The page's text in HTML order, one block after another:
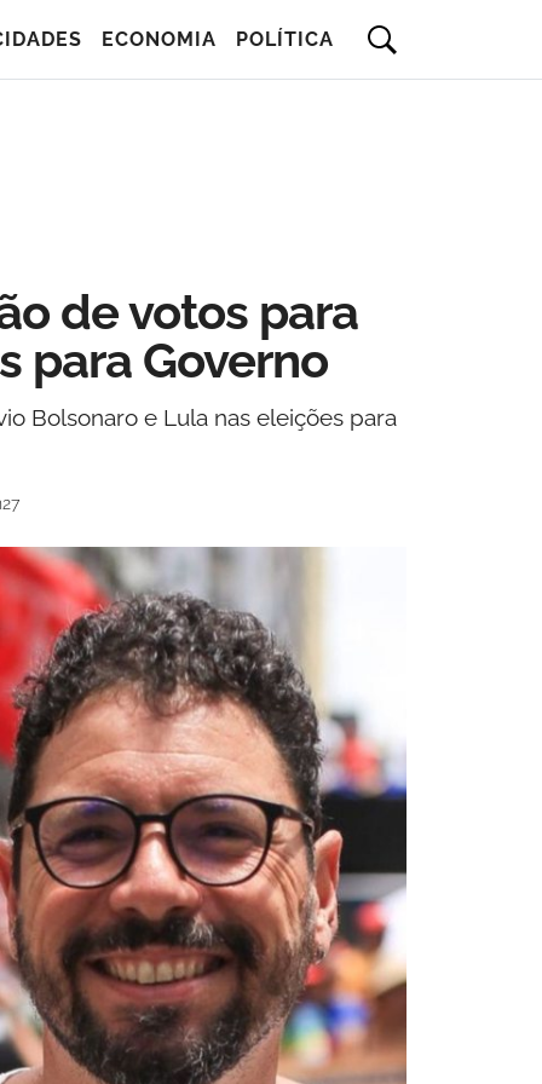
ECONOMIA POLÍTICA
de votos para
para Governo
Bolsonaro e Lula nas eleições para